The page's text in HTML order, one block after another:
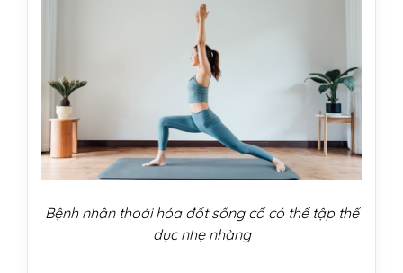
Bệnh nhân thoái hóa đốt sống cổ có thể tập thể
dục nhẹ nhàng